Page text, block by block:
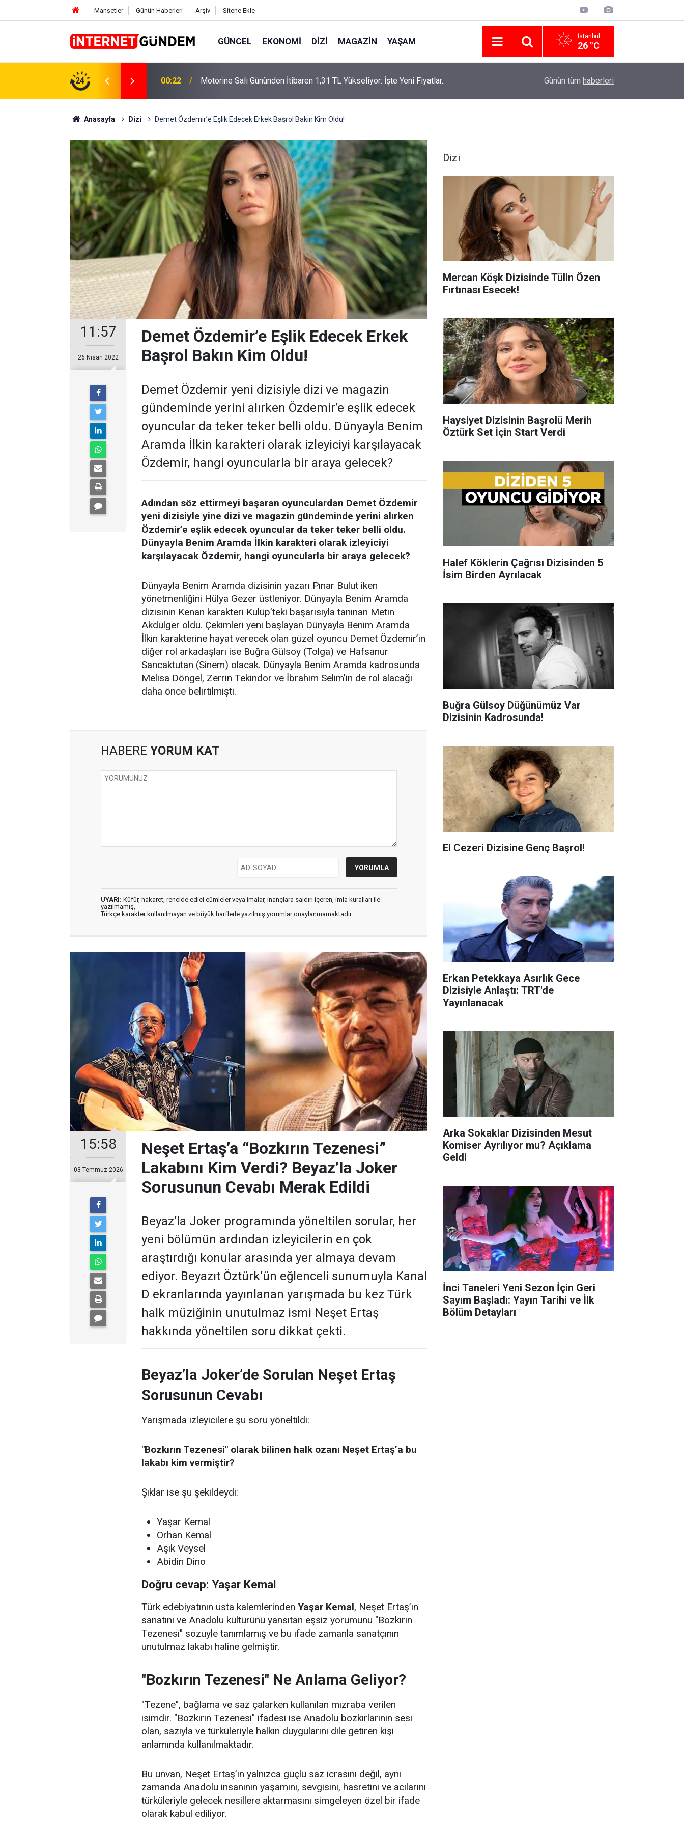
Manşetler Günün Haberleri Arşiv Sitene Ekle
GÜNCEL EKONOMI DIZI MAGAZIN YAŞAM İstanbul
26 °C
24
TL Yükseliyor: İşte Yeni Fiyatlar.. 15:58
Neşet Ertaş’a “Bozkırın Tezenesi” Lakabını Kim Verdi? Beyaz’la Joker
Sorusunun Cevabı Merak Edildi
Günün tüm haberleri
Anasayfa Dizi Demet Özdemir’e Eşlik Edecek Erkek Başrol Bakın Kim Oldu!
11:57
26 Nisan 2022
Demet Özdemir’e Eşlik Edecek Erkek
Başrol Bakın Kim Oldu!
Demet Özdemir yeni dizisiyle dizi ve magazin
gündeminde yerini alırken Özdemir’e eşlik edecek
oyuncular da teker teker belli oldu. Dünyayla Benim
Aramda İlkin karakteri olarak izleyiciyi karşılayacak
Özdemir, hangi oyuncularla bir araya gelecek?
Adından söz ettirmeyi başaran oyunculardan Demet Özdemir
yeni dizisiyle yine dizi ve magazin gündeminde yerini alırken
Özdemir’e eşlik edecek oyuncular da teker teker belli oldu.
Dünyayla Benim Aramda İlkin karakteri olarak izleyiciyi
karşılayacak Özdemir, hangi oyuncularla bir araya gelecek?
Dünyayla Benim Aramda dizisinin yazarı Pınar Bulut iken
yönetmenliğini Hülya Gezer üstleniyor. Dünyayla Benim Aramda
dizisinin Kenan karakteri Kulüp’teki başarısıyla tanınan Metin
Akdülger oldu. Çekimleri yeni başlayan Dünyayla Benim Aramda
İlkin karakterine hayat verecek olan güzel oyuncu Demet Özdemir’in
diğer rol arkadaşları ise Buğra Gülsoy (Tolga) ve Hafsanur
Sancaktutan (Sinem) olacak. Dünyayla Benim Aramda kadrosunda
Melisa Döngel, Zerrin Tekindor ve İbrahim Selim’in de rol alacağı
daha önce belirtilmişti.
HABERE YORUM KAT
UYARI: Küfür, hakaret, rencide edici cümleler veya imalar, inançlara saldırı içeren, imla kuralları ile
yazılmamış,
Türkçe karakter kullanılmayan ve büyük harflerle yazılmış yorumlar onaylanmamaktadır.
15:58
03 Temmuz 2026
Neşet Ertaş’a “Bozkırın Tezenesi”
Lakabını Kim Verdi? Beyaz’la Joker
Sorusunun Cevabı Merak Edildi
Beyaz’la Joker programında yöneltilen sorular, her
yeni bölümün ardından izleyicilerin en çok
araştırdığı konular arasında yer almaya devam
ediyor. Beyazıt Öztürk’ün eğlenceli sunumuyla Kanal
D ekranlarında yayınlanan yarışmada bu kez Türk
halk müziğinin unutulmaz ismi Neşet Ertaş
hakkında yöneltilen soru dikkat çekti.
Beyaz’la Joker’de Sorulan Neşet Ertaş
Sorusunun Cevabı
Yarışmada izleyicilere şu soru yöneltildi:
"Bozkırın Tezenesi" olarak bilinen halk ozanı Neşet Ertaş’a bu
lakabı kim vermiştir?
Şıklar ise şu şekildeydi:
Yaşar Kemal
Orhan Kemal
Aşık Veysel
Abidin Dino
Doğru cevap: Yaşar Kemal
Türk edebiyatının usta kalemlerinden Yaşar Kemal, Neşet Ertaş’ın
sanatını ve Anadolu kültürünü yansıtan eşsiz yorumunu "Bozkırın
Tezenesi" sözüyle tanımlamış ve bu ifade zamanla sanatçının
unutulmaz lakabı haline gelmiştir.
"Bozkırın Tezenesi" Ne Anlama Geliyor?
"Tezene", bağlama ve saz çalarken kullanılan mızraba verilen
isimdir. "Bozkırın Tezenesi" ifadesi ise Anadolu bozkırlarının sesi
olan, sazıyla ve türküleriyle halkın duygularını dile getiren kişi
anlamında kullanılmaktadır.
Bu unvan, Neşet Ertaş’ın yalnızca güçlü saz icrasını değil, aynı
zamanda Anadolu insanının yaşamını, sevgisini, hasretini ve acılarını
türküleriyle gelecek nesillere aktarmasını simgeleyen özel bir ifade
olarak kabul ediliyor.
Dizi
Mercan Köşk Dizisinde Tülin Özen
Fırtınası Esecek!
Haysiyet Dizisinin Başrolü Merih
Öztürk Set İçin Start Verdi
Halef Köklerin Çağrısı Dizisinden 5
İsim Birden Ayrılacak
Buğra Gülsoy Düğünümüz Var
Dizisinin Kadrosunda!
El Cezeri Dizisine Genç Başrol!
Erkan Petekkaya Asırlık Gece
Dizisiyle Anlaştı: TRT'de
Yayınlanacak
Arka Sokaklar Dizisinden Mesut
Komiser Ayrılıyor mu? Açıklama
Geldi
İnci Taneleri Yeni Sezon İçin Geri
Sayım Başladı: Yayın Tarihi ve İlk
Bölüm Detayları